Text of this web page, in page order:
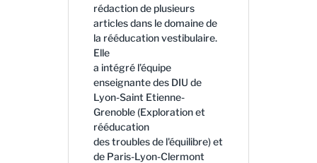
rédaction de plusieurs
articles dans le domaine de
la rééducation vestibulaire.
Elle
a intégré l’équipe
enseignante des DIU de
Lyon-Saint Etienne-
Grenoble (Exploration et
rééducation
des troubles de l'équilibre) et
de Paris-Lyon-Clermont